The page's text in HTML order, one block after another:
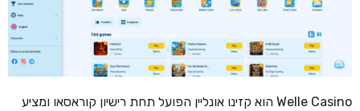
Welle Casino הוא קזינו אונליין הפועל תחת רישיון קוראסאו ומציע